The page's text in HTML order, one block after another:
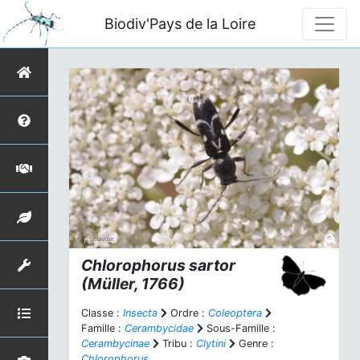
Biodiv'Pays de la Loire
Chlorophorus sartor
(Müller, 1766)
Classe : Insecta Ordre : Coleoptera
Famille : Cerambycidae
Sous-Famille :
Cerambycinae
Tribu : Clytini
Genre :